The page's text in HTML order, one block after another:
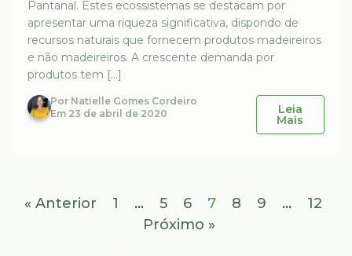
Pantanal. Estes ecossistemas se destacam por
apresentar uma riqueza significativa, dispondo de
recursos naturais que fornecem produtos madeireiros
e não madeireiros. A crescente demanda por
produtos tem […]
Por Natielle Gomes Cordeiro
Em 23 de abril de 2020 Leia
Mais
« Anterior 1 … 5 6 7 8 9 …
12
Próximo »